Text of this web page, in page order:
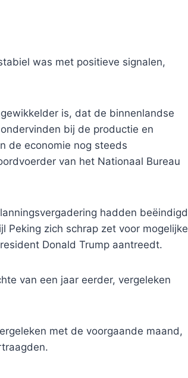
was met positieve signalen,
is, dat de binnenlandse
bij de productie en
de economie nog steeds
van het Nationaal Bureau
hadden beëindigd
Peking zich schrap zet voor mogelijke
Donald Trump aantreedt.
van een jaar eerder, vergeleken
met de voorgaande maand,